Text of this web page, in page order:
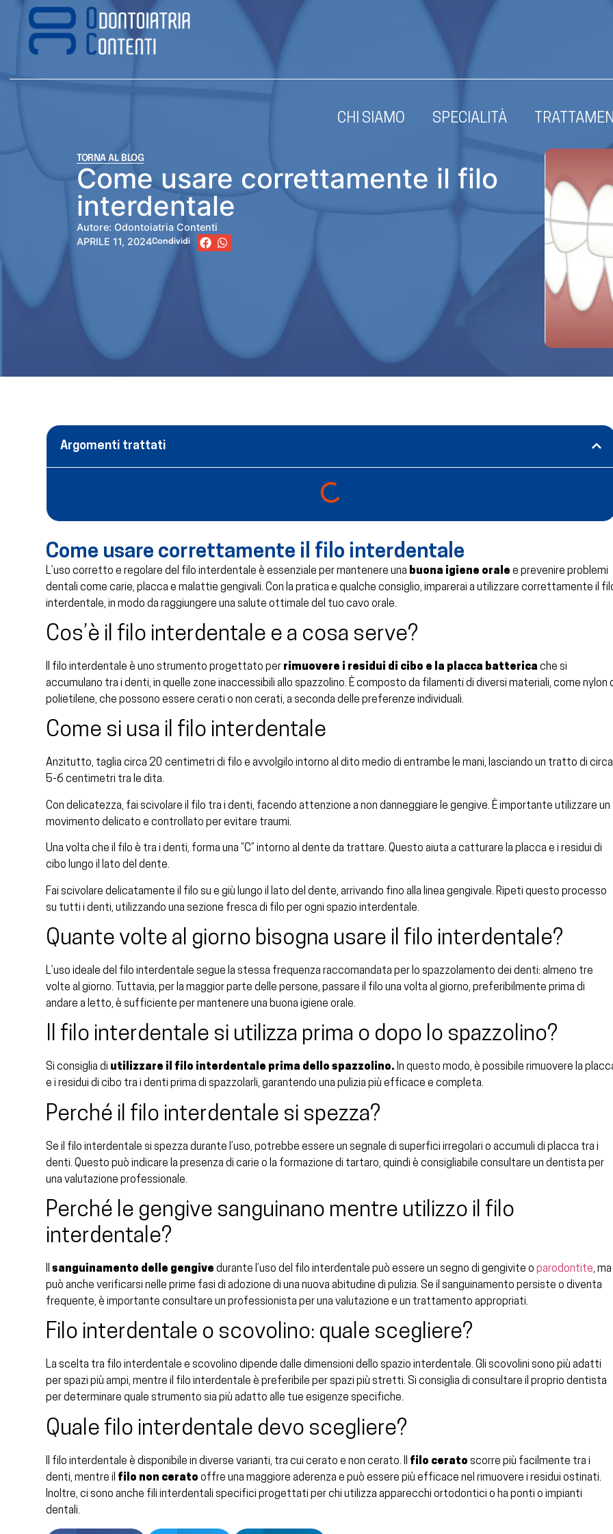
CHI SIAMO SPECIALITÀ
TORNA AL BLOG
Come usare correttamente il filo
interdentale
Autore: Odontoiatria Contenti
APRILE 11, 2024Condividi
Argomenti trattati
Come usare correttamente il filo interdentale
L’uso corretto e regolare del filo interdentale è essenziale per mantenere una buona igiene orale e prevenire problemi
dentali come carie, placca e malattie gengivali. Con la pratica e qualche consiglio, imparerai a utilizzare correttamente il
interdentale, in modo da raggiungere una salute ottimale del tuo cavo orale.
Cos’è il filo interdentale e a cosa serve?
Il filo interdentale è uno strumento progettato per rimuovere i residui di cibo e la placca batterica che si
accumulano tra i denti, in quelle zone inaccessibili allo spazzolino. È composto da filamenti di diversi materiali, come nylon
polietilene, che possono essere cerati o non cerati, a seconda delle preferenze individuali.
Come si usa il filo interdentale
Anzitutto, taglia circa 20 centimetri di filo e avvolgilo intorno al dito medio di entrambe le mani, lasciando un tratto di circa
5-6 centimetri tra le dita.
Con delicatezza, fai scivolare il filo tra i denti, facendo attenzione a non danneggiare le gengive. È importante utilizzare un
movimento delicato e controllato per evitare traumi.
Una volta che il filo è tra i denti, forma una “C” intorno al dente da trattare. Questo aiuta a catturare la placca e i residui di
cibo lungo il lato del dente.
Fai scivolare delicatamente il filo su e giù lungo il lato del dente, arrivando fino alla linea gengivale. Ripeti questo processo
su tutti i denti, utilizzando una sezione fresca di filo per ogni spazio interdentale.
Quante volte al giorno bisogna usare il filo interdentale?
L’uso ideale del filo interdentale segue la stessa frequenza raccomandata per lo spazzolamento dei denti: almeno tre
volte al giorno. Tuttavia, per la maggior parte delle persone, passare il filo una volta al giorno, preferibilmente prima di
andare a letto, è sufficiente per mantenere una buona igiene orale.
Il filo interdentale si utilizza prima o dopo lo spazzolino?
Si consiglia di utilizzare il filo interdentale prima dello spazzolino. In questo modo, è possibile rimuovere la
e i residui di cibo tra i denti prima di spazzolarli, garantendo una pulizia più efficace e completa.
Perché il filo interdentale si spezza?
Se il filo interdentale si spezza durante l’uso, potrebbe essere un segnale di superfici irregolari o accumuli di placca tra i
denti. Questo può indicare la presenza di carie o la formazione di tartaro, quindi è consigliabile consultare un dentista per
una valutazione professionale.
Perché le gengive sanguinano mentre utilizzo il filo
interdentale?
Ilsanguinamento delle gengive durante l’uso del filo interdentale può essere un segno di gengivite oparodontite, ma
può anche verificarsi nelle prime fasi di adozione di una nuova abitudine di pulizia. Se il sanguinamento persiste o diventa
frequente, è importante consultare un professionista per una valutazione e un trattamento appropriati.
Filo interdentale o scovolino: quale scegliere?
La scelta tra filo interdentale e scovolino dipende dalle dimensioni dello spazio interdentale. Gli scovolini sono più adatti
per spazi più ampi, mentre il filo interdentale è preferibile per spazi più stretti. Si consiglia di consultare il proprio dentista
per determinare quale strumento sia più adatto alle tue esigenze specifiche.
Quale filo interdentale devo scegliere?
Il filo interdentale è disponibile in diverse varianti, tra cui cerato e non cerato. Il filo cerato scorre più facilmente tra i
denti, mentre il filo non cerato offre una maggiore aderenza e può essere più efficace nel rimuovere i residui ostinati.
Inoltre, ci sono anche fili interdentali specifici progettati per chi utilizza apparecchi ortodontici o ha ponti o impianti
dentali.